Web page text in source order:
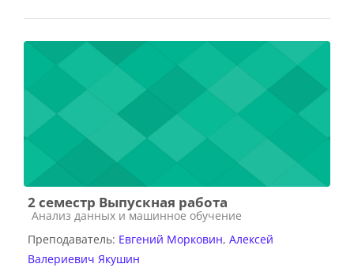
2 семестр Выпускная работа
Категория курса
Анализ данных и машинное обучение
Преподаватель: Евгений Морковин, Алексей
Валериевич Якушин